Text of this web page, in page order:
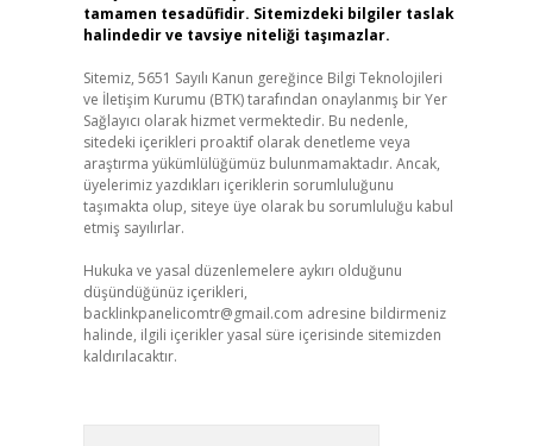
tamamen tesadüfidir. Sitemizdeki bilgiler taslak
halindedir ve tavsiye niteliği taşımazlar.
Sitemiz, 5651 Sayılı Kanun gereğince Bilgi Teknolojileri
ve İletişim Kurumu (BTK) tarafından onaylanmış bir Yer
Sağlayıcı olarak hizmet vermektedir. Bu nedenle,
sitedeki içerikleri proaktif olarak denetleme veya
araştırma yükümlülüğümüz bulunmamaktadır. Ancak,
üyelerimiz yazdıkları içeriklerin sorumluluğunu
taşımakta olup, siteye üye olarak bu sorumluluğu kabul
etmiş sayılırlar.
Hukuka ve yasal düzenlemelere aykırı olduğunu
düşündüğünüz içerikleri,
backlinkpanelicomtr@gmail.com adresine bildirmeniz
halinde, ilgili içerikler yasal süre içerisinde sitemizden
kaldırılacaktır.